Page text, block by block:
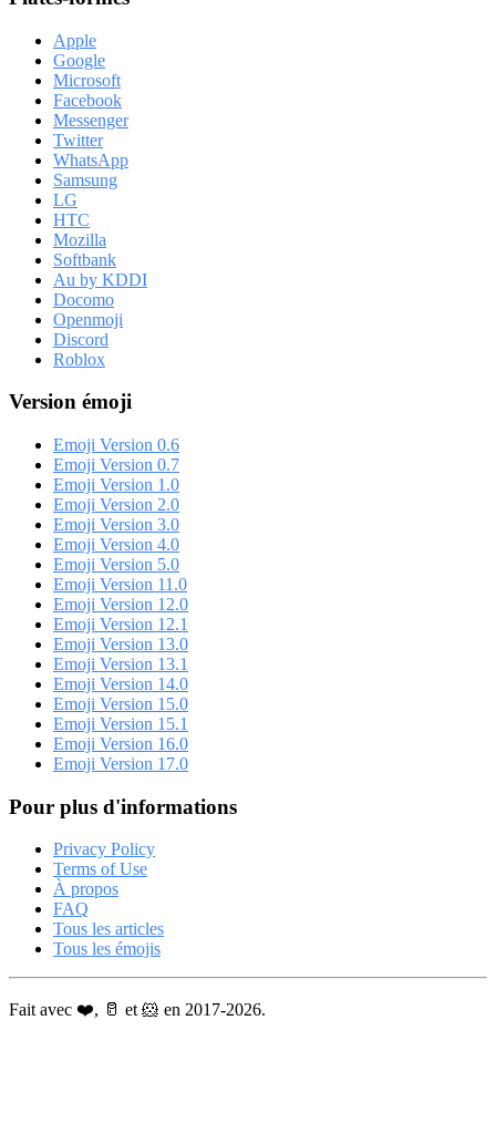
Apple
Google
Microsoft
Facebook
Messenger
Twitter
WhatsApp
Samsung
LG
HTC
Mozilla
Softbank
Au by KDDI
Docomo
Openmoji
Discord
Roblox
Version émoji
Emoji Version 0.6
Emoji Version 0.7
Emoji Version 1.0
Emoji Version 2.0
Emoji Version 3.0
Emoji Version 4.0
Emoji Version 5.0
Emoji Version 11.0
Emoji Version 12.0
Emoji Version 12.1
Emoji Version 13.0
Emoji Version 13.1
Emoji Version 14.0
Emoji Version 15.0
Emoji Version 15.1
Emoji Version 16.0
Emoji Version 17.0
Pour plus d'informations
Privacy Policy
Terms of Use
À propos
FAQ
Tous les articles
Tous les émojis
Fait avec ❤️, 🥛 et 🐹 en 2017-2026.